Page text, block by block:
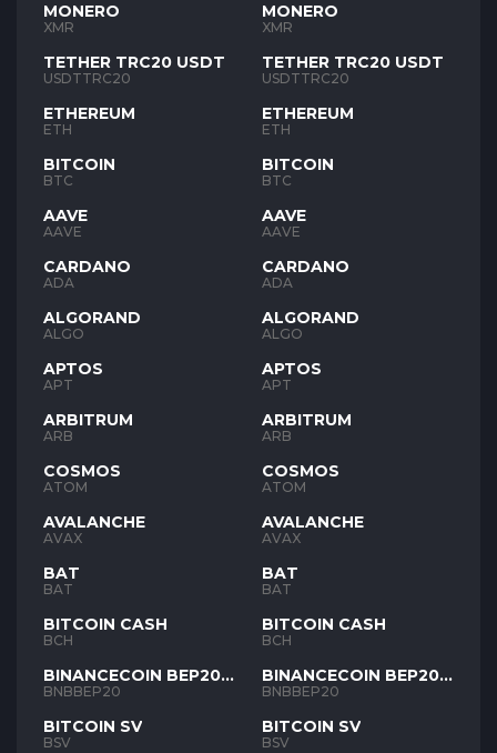
MONERO
XMR
TETHER TRC20 USDT
USDTTRC20
ETHEREUM
ETH
BITCOIN
BTC
AAVE
AAVE
CARDANO
ADA
ALGORAND
ALGO
APTOS
APT
ARBITRUM
ARB
COSMOS
ATOM
AVALANCHE
AVAX
BAT
BAT
BITCOIN CASH
BCH
BINANCECOIN BEP20
BNB
BNBBEP20
BITCOIN SV
BSV
MONERO
XMR
TETHER TRC20 USDT
USDTTRC20
ETHEREUM
ETH
BITCOIN
BTC
AAVE
AAVE
CARDANO
ADA
ALGORAND
ALGO
APTOS
APT
ARBITRUM
ARB
COSMOS
ATOM
AVALANCHE
AVAX
BAT
BAT
BITCOIN CASH
BCH
BINANCECOIN BEP20
BNB
BNBBEP20
BITCOIN SV
BSV